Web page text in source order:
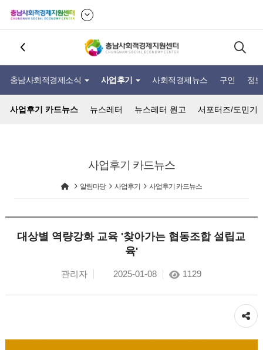
충남사회적경제소식 사업후기 사회적경제뉴스 구인 정
사업후기 카드뉴스 뉴스레터 뉴스레터 원고 서포터즈/도민기
사업후기 카드뉴스
알림마당 사업후기 사업후기 카드뉴스
대상별 역량강화 교육 '찾아가는 협동조합 설립교
육'
관리자 2025-01-08 1129
공유하기